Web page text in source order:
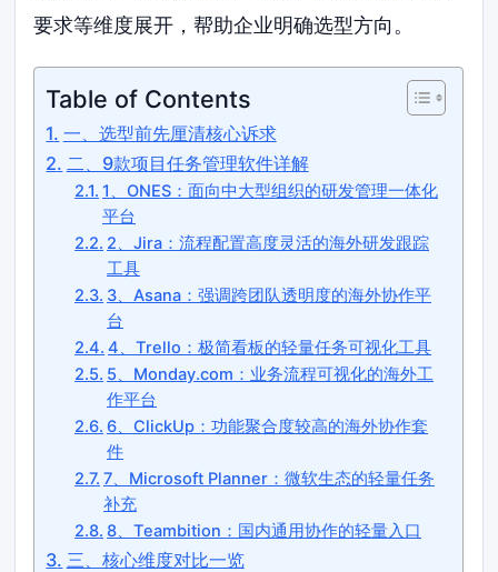
要求等维度展开，帮助企业明确选型方向。
Table of Contents
一、选型前先厘清核心诉求
二、9款项目任务管理软件详解
1、ONES：面向中大型组织的研发管理一体化
平台
2、Jira：流程配置高度灵活的海外研发跟踪
工具
3、Asana：强调跨团队透明度的海外协作平
台
4、Trello：极简看板的轻量任务可视化工具
5、Monday.com：业务流程可视化的海外工
作平台
6、ClickUp：功能聚合度较高的海外协作套
件
7、Microsoft Planner：微软生态的轻量任务
补充
8、Teambition：国内通用协作的轻量入口
三、核心维度对比一览